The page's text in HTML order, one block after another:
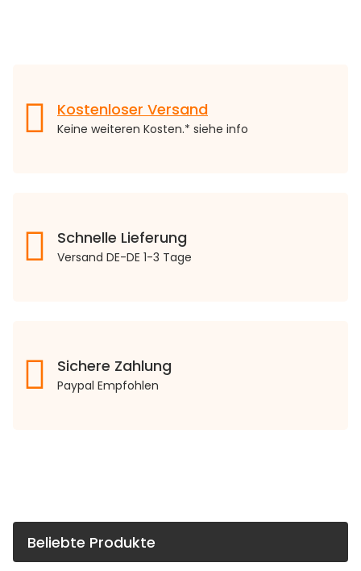
Kostenloser Versand
Keine weiteren Kosten.* siehe info
Schnelle Lieferung
Versand DE-DE 1-3 Tage
Sichere Zahlung
Paypal Empfohlen
Beliebte Produkte